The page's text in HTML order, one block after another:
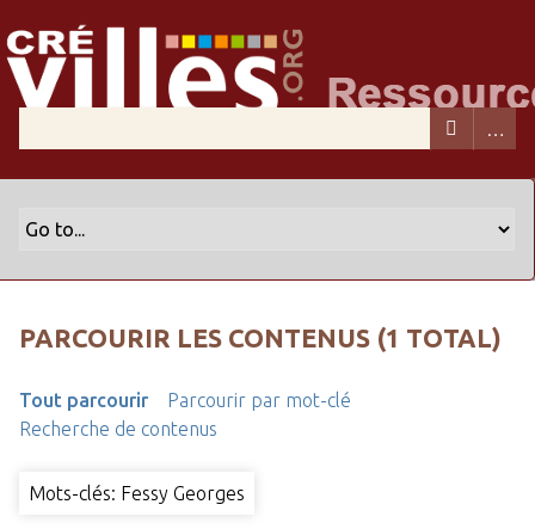
PARCOURIR LES CONTENUS (1 TOTAL)
Tout parcourir
Parcourir par mot-clé
Recherche de contenus
Mots-clés: Fessy Georges